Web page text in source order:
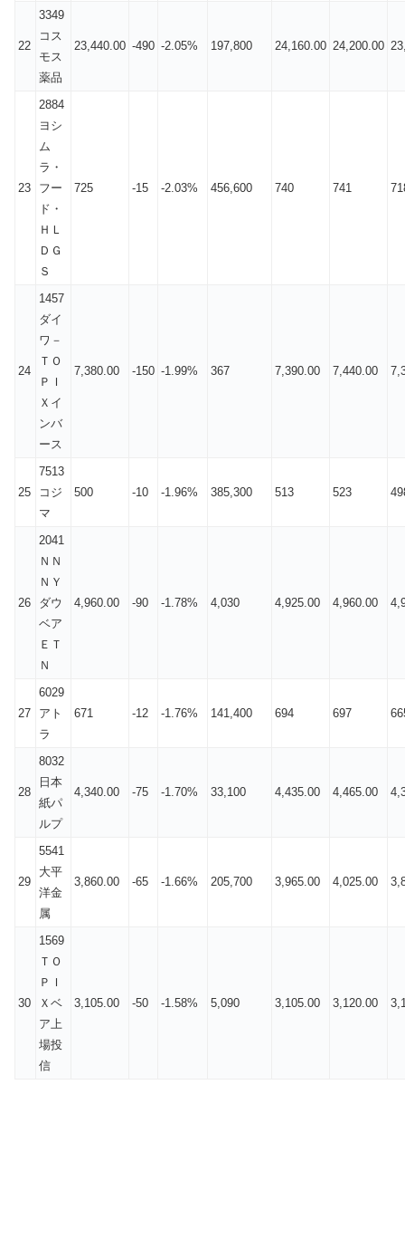
22
3349
コス
モス
薬品
23,440.00 -490 -2.05% 197,800 24,160.00 24,200.00
23
2884
ヨシ
ム
ラ・
フー
ド・
ＨＬ
ＤＧ
Ｓ
725 -15 -2.03% 456,600 740 741
24
1457
ダイ
ワ－
ＴＯ
ＰＩ
Ｘイ
ンバ
ース
7,380.00 -150 -1.99% 367 7,390.00 7,440.00
25
7513
コジ
マ
500 -10 -1.96% 385,300 513 523
26
2041
ＮＮ
ＮＹ
ダウ
ベア
ＥＴ
Ｎ
4,960.00 -90 -1.78% 4,030 4,925.00 4,960.00
27
6029
アト
ラ
671 -12 -1.76% 141,400 694 697
28
8032
日本
紙パ
ルプ
4,340.00 -75 -1.70% 33,100 4,435.00 4,465.00
29
5541
大平
洋金
属
3,860.00 -65 -1.66% 205,700 3,965.00 4,025.00
30
1569
ＴＯ
ＰＩ
Ｘベ
ア上
場投
信
3,105.00 -50 -1.58% 5,090 3,105.00 3,120.00